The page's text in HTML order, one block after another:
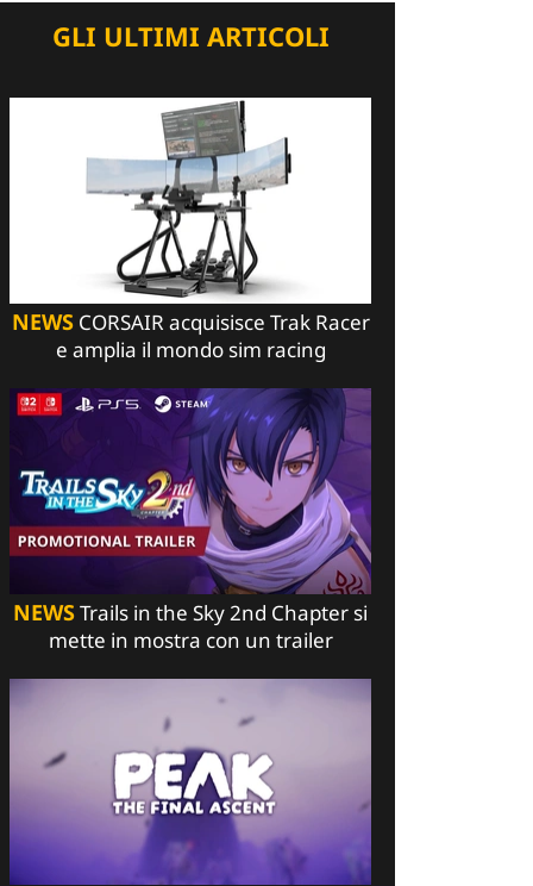
GLI ULTIMI ARTICOLI
NEWSCORSAIR acquisisce Trak Racer
e amplia il mondo sim racing
NEWSTrails in the Sky 2nd Chapter si
mette in mostra con un trailer